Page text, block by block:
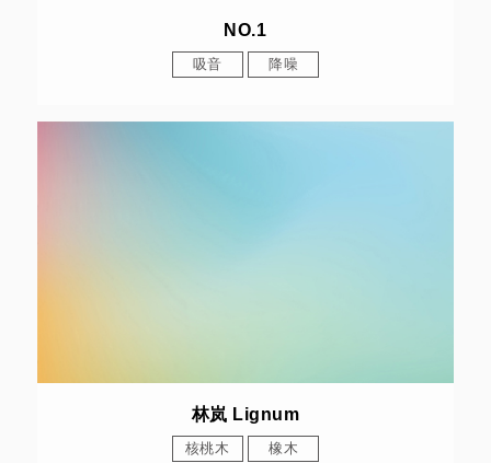
NO.1
吸音 降噪
林岚 Lignum
核桃木 橡木